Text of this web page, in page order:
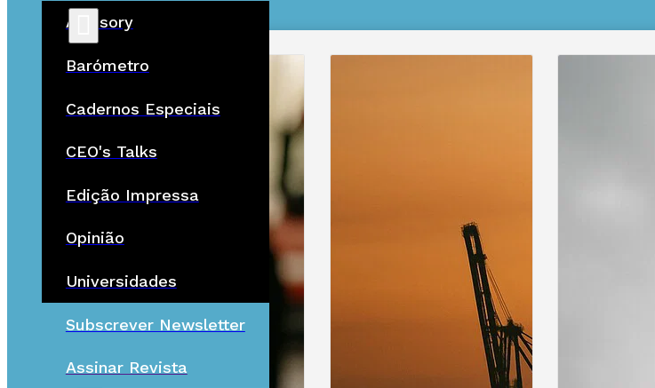
Advisory
Barómetro
Cadernos Especiais
CEO's Talks
Edição Impressa
Opinião
Universidades
Subscrever Newsletter
Assinar Revista
ÚLTIMAS